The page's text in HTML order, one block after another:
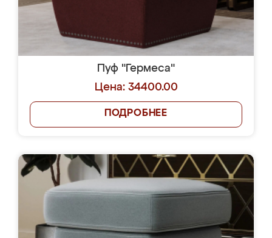
Пуф "Гермеса"
Цена: 34400.00
ПОДРОБНЕЕ